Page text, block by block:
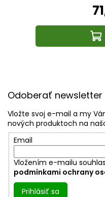
Odoberať newsletter
Vložte svoj e-mail a my
nových produktoch na
Email
Vložením e-mailu
podmínkami ochrany
Prihlásiť sa